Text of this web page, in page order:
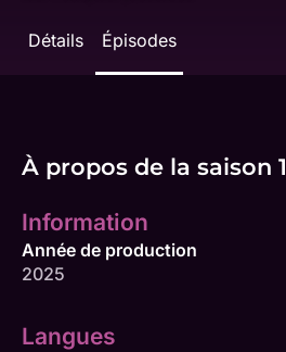
Détails Épisodes
À propos de la saison 1
Information
Année de production
2025
Langues